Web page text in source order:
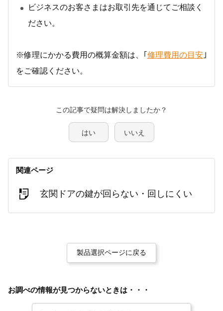
ビジネスのお客さまはお取引先を通じてご相談く
ださい。
※修理にかかる費用の概算金額は、｢ 修理費用の目安 ｣
をご確認ください。
この記事で疑問は解決しましたか？
はい いいえ
関連ページ
玄関ドアの鍵が回らない・回しにくい
製品選択ページに戻る
お調べの情報が見つからないときは・・・